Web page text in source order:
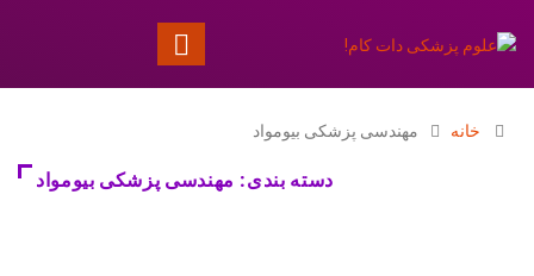
خانه مهندسی پزشکی بیومواد
دسته بندی: مهندسی پزشکی بیومواد